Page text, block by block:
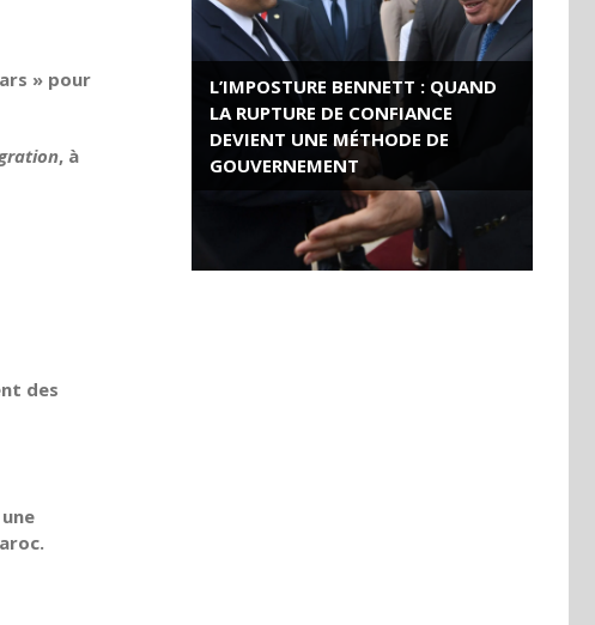
» pour
, à
des
L’IMPOSTURE BENNETT : QUAND
LA RUPTURE DE CONFIANCE
DEVIENT UNE MÉTHODE DE
GOUVERNEMENT
ROSE VALLAND, HEROÏNE DE LA
RESISTANCE FRANÇAISE